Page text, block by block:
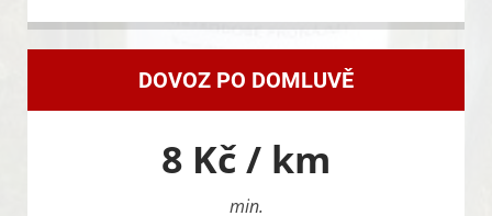
DOVOZ PO DOMLUVĚ
8 Kč / km
min.